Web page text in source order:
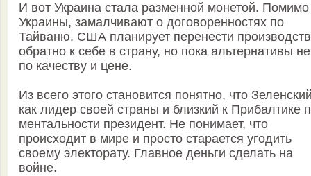
И вот Украина стала разменной монетой. Помимо
Украины, замалчивают о договоренностях по
Тайваню. США планирует перенести
обратно к себе в страну, но пока альтернативы
по качеству и цене.
Из всего этого становится понятно, что
как лидер своей страны и близкий к Прибалтике
ментальности президент. Не понимает, что
происходит в мире и просто старается угодить
своему электорату. Главное деньги сделать на
войне.